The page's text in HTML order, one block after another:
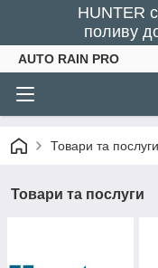
HUNTER
поливу
AUTO RAIN PRO
Товари та послуги
Товари та послуги